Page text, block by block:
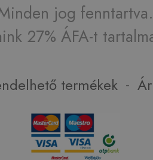
jog fenntartva.
27% ÁFA-t
termékek -